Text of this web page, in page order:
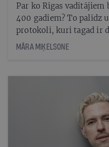
Par ko Rīgas vadītājiem
400 gadiem? To palīdz
protokoli, kuri tagad ir
pētniecībai visā pasaulē
MĀRA MIĶELSONE